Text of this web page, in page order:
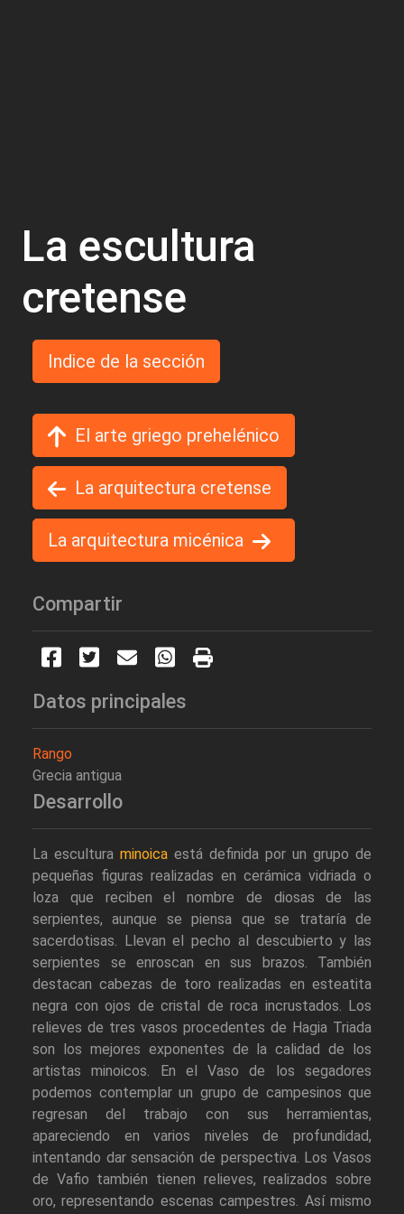
La escultura
cretense
Indice de la sección
El arte griego prehelénico
La arquitectura cretense
La arquitectura micénica
Compartir
Datos principales
Rango
Grecia antigua
Desarrollo
La escultura minoica está definida por un grupo de
pequeñas figuras realizadas en cerámica vidriada o
loza que reciben el nombre de diosas de las
serpientes, aunque se piensa que se trataría de
sacerdotisas. Llevan el pecho al descubierto y las
serpientes se enroscan en sus brazos. También
destacan cabezas de toro realizadas en esteatita
negra con ojos de cristal de roca incrustados. Los
relieves de tres vasos procedentes de Hagia Triada
son los mejores exponentes de la calidad de los
artistas minoicos. En el Vaso de los segadores
podemos contemplar un grupo de campesinos que
regresan del trabajo con sus herramientas,
apareciendo en varios niveles de profundidad,
intentando dar sensación de perspectiva. Los Vasos
de Vafio también tienen relieves, realizados sobre
oro, representando escenas campestres. Así mismo